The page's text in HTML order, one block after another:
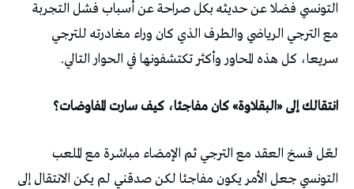
التونسي فضلا عن حديثه بكل صراحة عن أسباب فشل التجربة
مع الترجي الرياضي والطرف الذي كان وراء مغادرته للترجي
سريعا، كل هذه المحاور وأكثر تكتشفونها في الحوار التالي.
انتقالك إلى «البقلاوة» كان مفاجئا، كيف سارت المفاوضات؟
لعّل فسخ العقد مع الترجي ثم الإمضاء مباشرة مع الملعب
التونسي جعل الأمر يكون مفاجئا لكن صدقني لم يكن الانتقال إلى